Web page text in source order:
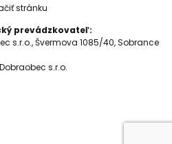
stránku
prevádzkovateľ:
s.r.o., Švermova 1085/40, Sobrance
Dobraobec s.r.o.